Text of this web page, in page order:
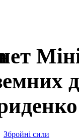
Збройні сили